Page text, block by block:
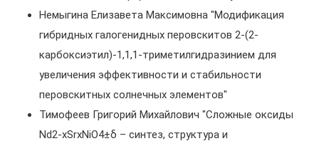
Немыгина Елизавета Максимовна "Модификация
гибридных галогенидных перовскитов 2-(2-
карбоксиэтил)-1,1,1-триметилгидразинием для
увеличения эффективности и стабильности
перовскитных солнечных элементов"
Тимофеев Григорий Михайлович "Сложные оксиды
Nd2-xSrxNiO4±δ – синтез, структура и